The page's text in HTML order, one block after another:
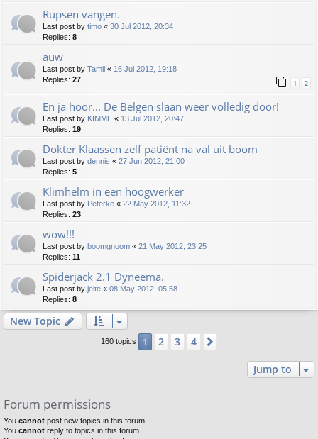
Rupsen vangen.
Last post by timo « 30 Jul 2012, 20:34
Replies: 8
auw
Last post by Tamil « 16 Jul 2012, 19:18
Replies: 27 1 2
En ja hoor... De Belgen slaan weer volledig door!
Last post by KIMME « 13 Jul 2012, 20:47
Replies: 19
Dokter Klaassen zelf patiënt na val uit boom
Last post by dennis « 27 Jun 2012, 21:00
Replies: 5
Klimhelm in een hoogwerker
Last post by Peterke « 22 May 2012, 11:32
Replies: 23
wow!!!
Last post by boomgnoom « 21 May 2012, 23:25
Replies: 11
Spiderjack 2.1 Dyneema.
Last post by jelte « 08 May 2012, 05:58
Replies: 8
New Topic
160 topics 1 2 3 4
Jump to
Forum permissions
You cannot post new topics in this forum
You cannot reply to topics in this forum